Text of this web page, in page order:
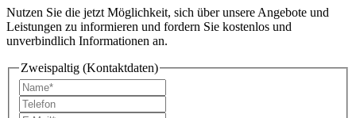
Nutzen Sie die jetzt Möglichkeit, sich über unsere Angebote und
Leistungen zu informieren und fordern Sie kostenlos und
unverbindlich Informationen an.
Zweispaltig (Kontaktdaten)